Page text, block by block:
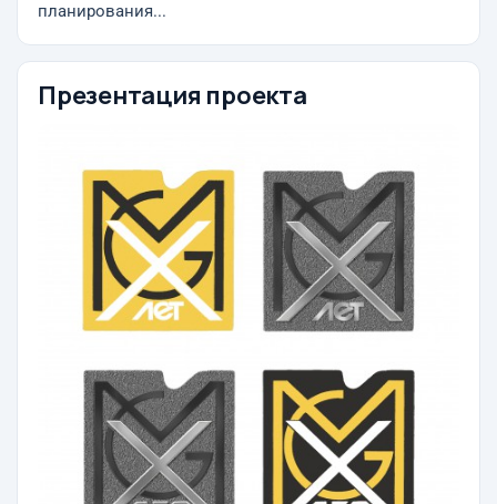
планирования...
Презентация проекта